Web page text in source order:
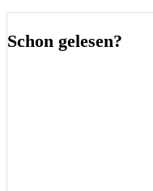
Schon gelesen?